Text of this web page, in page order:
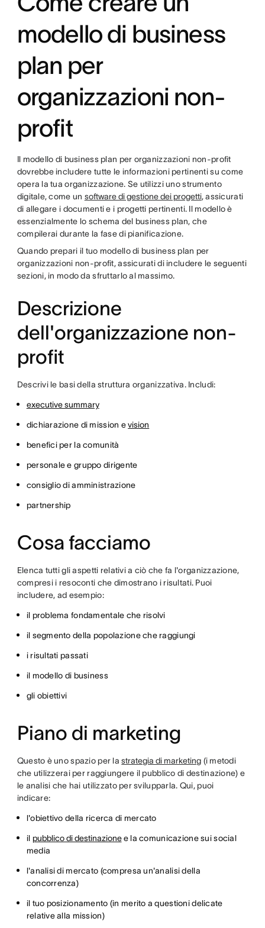
modello di business
plan per
organizzazioni non-
profit
Il modello di business plan per organizzazioni non-profit
dovrebbe includere tutte le informazioni pertinenti su come
opera la tua organizzazione. Se utilizzi uno strumento
digitale, come un software di gestione dei progetti, assicurati
di allegare i documenti e i progetti pertinenti. Il modello è
essenzialmente lo schema del business plan, che
compilerai durante la fase di pianificazione.
Quando prepari il tuo modello di business plan per
organizzazioni non-profit, assicurati di includere le seguenti
sezioni, in modo da sfruttarlo al massimo.
Descrizione
dell'organizzazione non-
profit
Descrivi le basi della struttura organizzativa. Includi:
executive summary
dichiarazione di mission evision
benefici per la comunità
personale e gruppo dirigente
consiglio di amministrazione
partnership
Cosa facciamo
Elenca tutti gli aspetti relativi a ciò che fa l'organizzazione,
compresi i resoconti che dimostrano i risultati. Puoi
includere, ad esempio:
il problema fondamentale che risolvi
il segmento della popolazione che raggiungi
i risultati passati
il modello di business
gli obiettivi
Piano di marketing
Questo è uno spazio per lastrategia di marketing (i metodi
che utilizzerai per raggiungere il pubblico di destinazione) e
le analisi che hai utilizzato per svilupparla. Qui, puoi
indicare:
l'obiettivo della ricerca di mercato
il pubblico di destinazionee la comunicazione sui social
media
l'analisi di mercato (compresa un'analisi della
concorrenza)
il tuo posizionamento (in merito a questioni delicate
relative alla mission)